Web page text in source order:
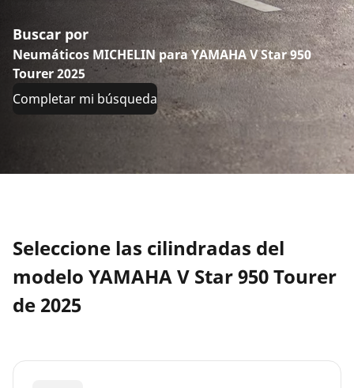
Buscar por
Neumáticos MICHELIN para YAMAHA V Star 950
Tourer 2025
Completar mi búsqueda
Seleccione las cilindradas del
modelo YAMAHA V Star 950 Tourer
de 2025